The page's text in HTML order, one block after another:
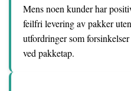
Mens noen kunder har
feilfri levering av pakker
utfordringer som
ved pakketap.